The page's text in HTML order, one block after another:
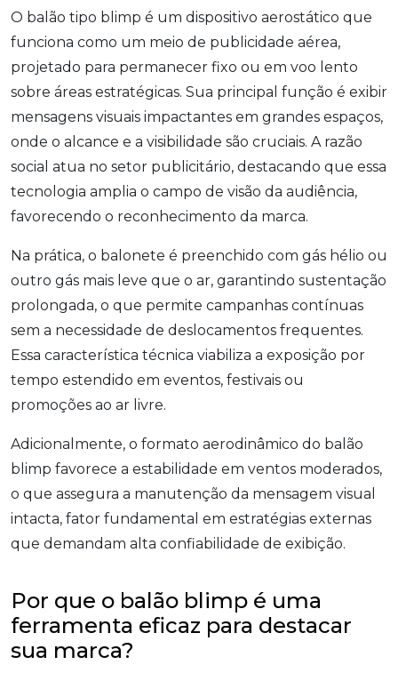
O balão tipo blimp é um dispositivo aerostático que
funciona como um meio de publicidade aérea,
projetado para permanecer fixo ou em voo lento
sobre áreas estratégicas. Sua principal função é exibir
mensagens visuais impactantes em grandes espaços,
onde o alcance e a visibilidade são cruciais. A razão
social atua no setor publicitário, destacando que essa
tecnologia amplia o campo de visão da audiência,
favorecendo o reconhecimento da marca.
Na prática, o balonete é preenchido com gás hélio ou
outro gás mais leve que o ar, garantindo sustentação
prolongada, o que permite campanhas contínuas
sem a necessidade de deslocamentos frequentes.
Essa característica técnica viabiliza a exposição por
tempo estendido em eventos, festivais ou
promoções ao ar livre.
Adicionalmente, o formato aerodinâmico do balão
blimp favorece a estabilidade em ventos moderados,
o que assegura a manutenção da mensagem visual
intacta, fator fundamental em estratégias externas
que demandam alta confiabilidade de exibição.
Por que o balão blimp é uma
ferramenta eficaz para destacar
sua marca?